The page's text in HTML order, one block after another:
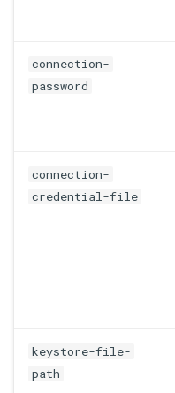
connection-
password
connection-
credential-file
keystore-file-
path